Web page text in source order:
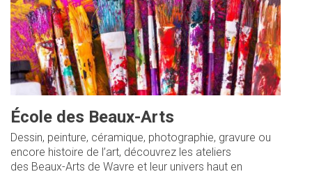
Touriste
Grands chantiers
Chantiers en cours
École des Beaux-Arts
Dessin, peinture, céramique, photographie, gravure ou
encore histoire de l’art, découvrez les ateliers
des Beaux-Arts de Wavre et leur univers haut en